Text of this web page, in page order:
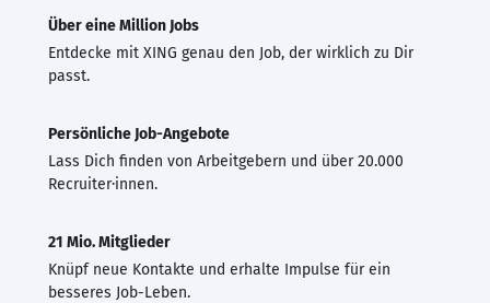
Über eine Million Jobs
Entdecke mit XING genau den Job, der wirklich zu Dir
passt.
Persönliche Job-Angebote
Lass Dich finden von Arbeitgebern und über 20.000
Recruiter·innen.
21 Mio. Mitglieder
Knüpf neue Kontakte und erhalte Impulse für ein
besseres Job-Leben.